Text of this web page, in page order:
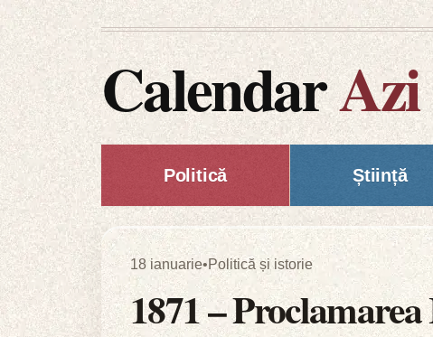
CalendarAzi
Politică Știință
18 ianuarie•Politică și istorie
1871 –